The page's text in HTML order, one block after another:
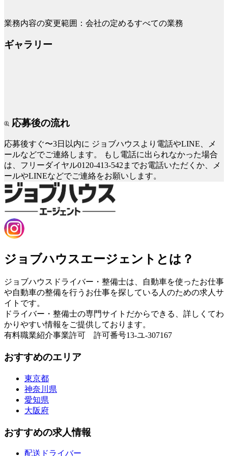
業務内容の変更範囲：会社の定めるすべての業務
ギャラリー
応募後の流れ
応募後すぐ〜3日以内に ジョブハウスより電話やLINE、メ
ールなどでご連絡します。
もし電話に出られなかった場合
は、フリーダイヤル0120-413-542までお電話いただくか、メ
ールやLINEなどでご連絡をお願いします。
ジョブハウスエージェントとは？
ジョブハウスドライバー・整備士は、自動車を使ったお仕事
や自動車の整備を行うお仕事を探している人のための求人サ
イトです。
ドライバー・整備士の専門サイトだからできる、詳しくてわ
かりやすい情報をご提供しております。
有料職業紹介事業許可 許可番号13-ユ-307167
おすすめのエリア
東京都
神奈川県
愛知県
大阪府
おすすめの求人情報
配送ドライバー